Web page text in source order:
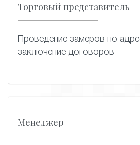
Торговый представитель
Проведение замеров по
заключение договоров
Менеджер